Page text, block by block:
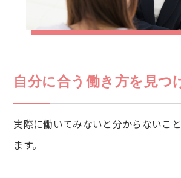
自分に合う働き方を見つ
実際に働いてみないと分からないこ
ます。